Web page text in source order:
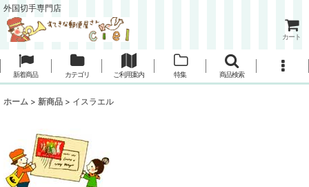
外国切手専門店
カート
新着商品 カテゴリ ご利用案内 特集 商品検索
ホーム > 新商品 > イスラエル